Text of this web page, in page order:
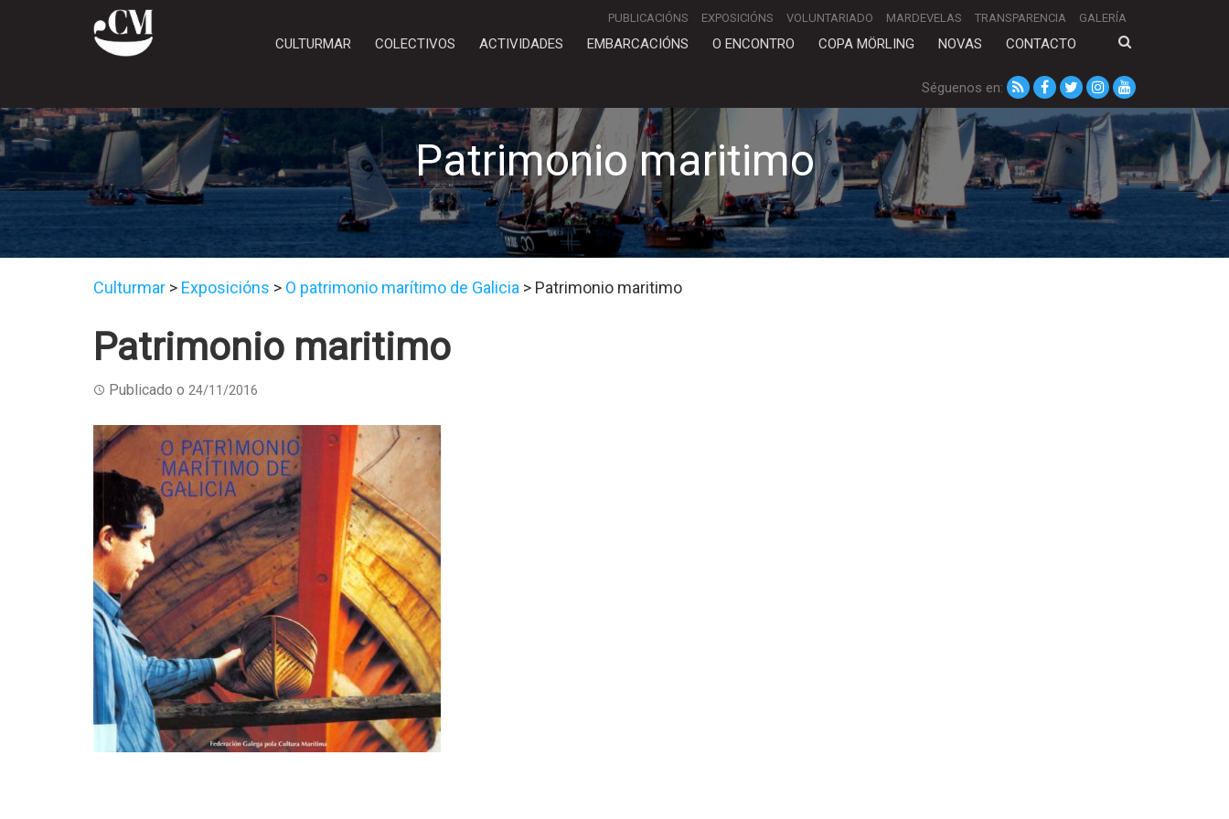
PUBLICACIÓNS EXPOSICIÓNS VOLUNTARIADO MARDEVELAS TRANSPARENCIA GALERÍA
CULTURMAR COLECTIVOS ACTIVIDADES EMBARCACIÓNS O ENCONTRO COPA MÖRLING NOVAS CONTACTO
Séguenos en:
Patrimonio maritimo
Culturmar > Exposicións > O patrimonio marítimo de Galicia > Patrimonio maritimo
Patrimonio maritimo
Publicado o 24/11/2016